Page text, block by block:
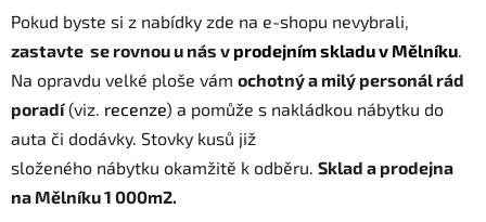
ý
i
s
u
Pokud byste si z nabídky zde na e-shopu nevybrali,
zastavte se rovnou u nás v prodejním skladu v Mělníku
Na opravdu velké ploše vám ochotný a milý personál rád
poradí(viz. recenze) a pomůže s nakládkou nábytku do
auta či dodávky. Stovky kusů již
složeného nábytku okamžitě k odběru. Sklad a prodejna
na Mělníku 1 000m2.